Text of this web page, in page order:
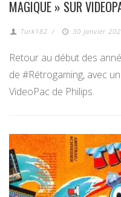
MAGIQUE » SUR
Turk182 / 30 janvier
Retour au début des
de #Rétrogaming, avec
VideoPac de Philips.